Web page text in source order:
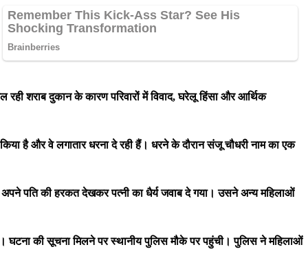
शराब दुकान के कारण परिवारों में विवाद, घरेलू हिंसा और आर्थिक
है और वे लगातार धरना दे रही हैं। धरने के दौरान संजू चौधरी नाम का एक
पति की हरकत देखकर पत्नी का धैर्य जवाब दे गया। उसने अन्य महिलाओं
घटना की सूचना मिलने पर स्थानीय पुलिस मौके पर पहुंची। पुलिस ने महिलाओं